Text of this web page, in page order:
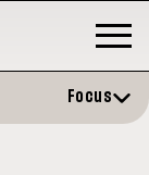
Focus